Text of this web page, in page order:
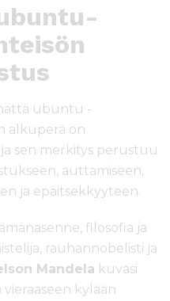
ubuntu -
alkuperä on
ja sen merkitys perustuu
auttamiseen,
ja epäitsekkyyteen.
filosofia ja
rauhannobelisti ja
Mandela kuvasi
kylään